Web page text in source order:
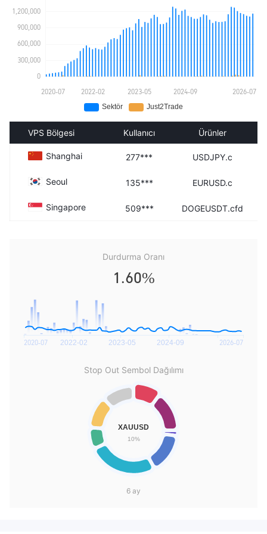
VPS Bölgesi Kullanıcı Ürünler
Shanghai 277*** USDJPY.c
Seoul 135*** EURUSD.c
Singapore 509*** DOGEUSDT.cfd
Durdurma Oranı
1.60%
Stop Out Sembol Dağılımı
6 ay